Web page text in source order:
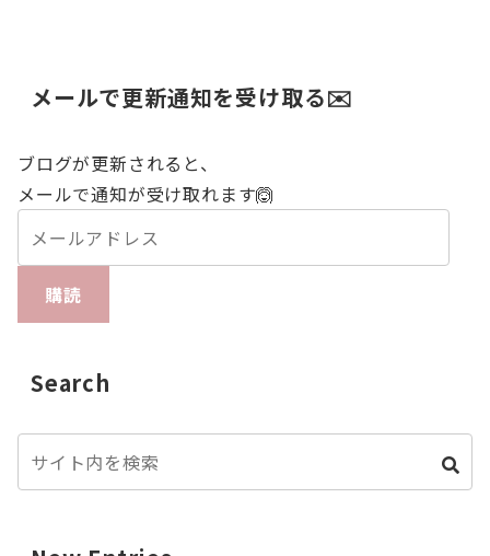
メールで更新通知を受け取る✉️
ブログが更新されると、
メールで通知が受け取れます🙆
購読
Search